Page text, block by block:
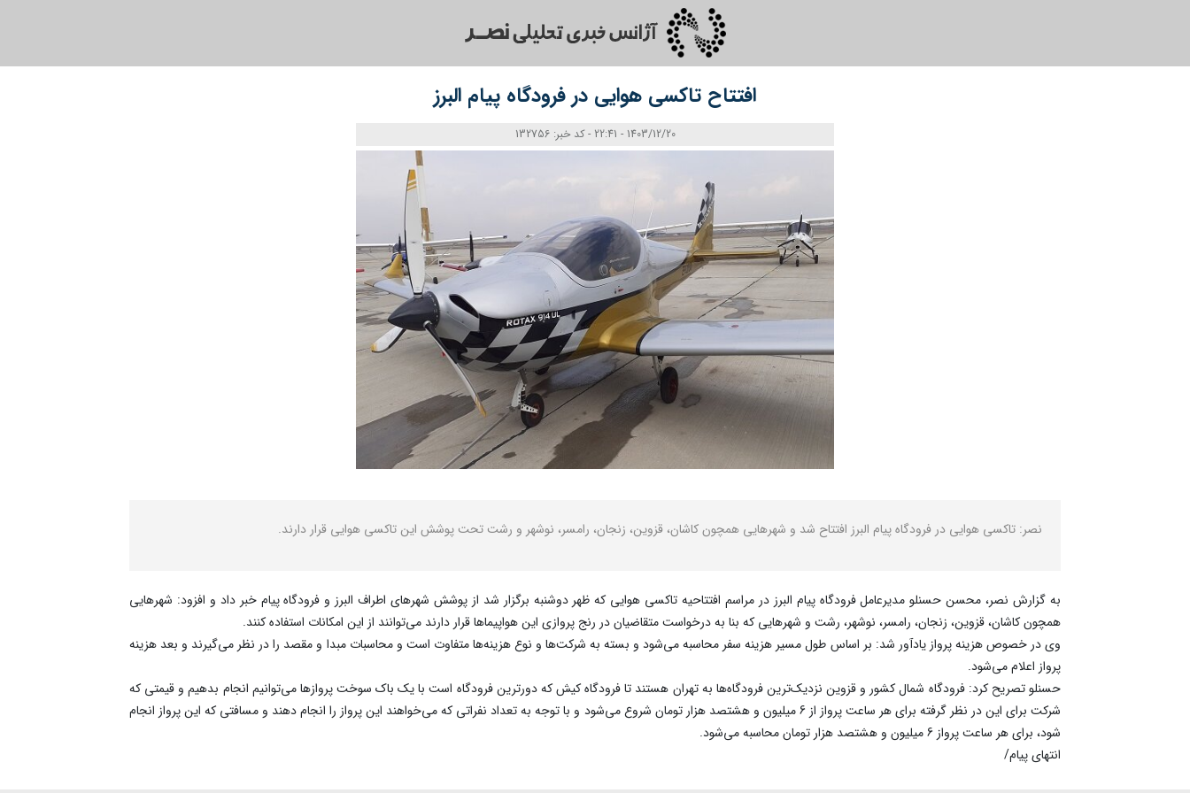
افتتاح تاکسی هوایی در فرودگاه پیام البرز
1403/12/20 - 22:41 - کد خبر: 132756
نصر: تاکسی هوایی در فرودگاه پیام البرز افتتاح شد و شهرهایی همچون کاشان، قزوین، زنجان، رامسر، نوشهر و رشت تحت پوشش این تاکسی هوایی قرار دارند.
به گزارش نصر، محسن حسنلو مدیرعامل فرودگاه پیام البرز در مراسم افتتاحیه تاکسی هوایی که ظهر دوشنبه برگزار شد از پوشش شهرهای اطراف البرز و فرودگاه پیام خبر داد و افزود: شهرهایی
همچون کاشان، قزوین، زنجان، رامسر، نوشهر، رشت و شهرهایی که بنا به درخواست متقاضیان در رنج پروازی این هواپیماها قرار دارند می‌توانند از این امکانات استفاده کنند.
وی در خصوص هزینه پرواز یادآور شد: بر اساس طول مسیر هزینه سفر محاسبه می‌شود و بسته به شرکت‌ها و نوع هزینه‌ها متفاوت است و محاسبات مبدا و مقصد را در نظر می‌گیرند و بعد هزینه
پرواز اعلام می‌شود.
حسنلو تصریح کرد: فرودگاه شمال کشور و قزوین نزدیک‌ترین فرودگاه‌ها به تهران هستند تا فرودگاه کیش که دورترین فرودگاه است با یک باک سوخت پروازها می‌توانیم انجام بدهیم و قیمتی که
شرکت برای این در نظر گرفته برای هر ساعت پرواز از 6 میلیون و هشتصد هزار تومان شروع می‌شود و با توجه به تعداد نفراتی که می‌خواهند این پرواز را انجام دهند و مسافتی که این پرواز انجام
شود، برای هر ساعت پرواز 6 میلیون و هشتصد هزار تومان محاسبه می‌شود.
انتهای پیام/